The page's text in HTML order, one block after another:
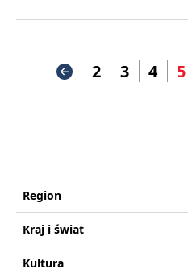
2 3 4 5
Region
Kraj i świat
Kultura